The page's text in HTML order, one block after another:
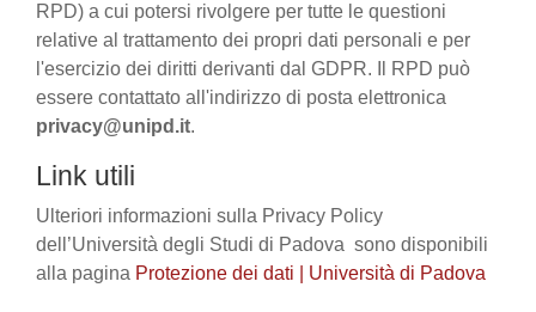
RPD) a cui potersi rivolgere per tutte le questioni
relative al trattamento dei propri dati personali e per
l'esercizio dei diritti derivanti dal GDPR. Il RPD può
essere contattato all'indirizzo di posta elettronica
privacy@unipd.it.
Link utili
Ulteriori informazioni sulla Privacy Policy
dell’Università degli Studi di Padova sono disponibili
alla pagina Protezione dei dati | Università di Padova